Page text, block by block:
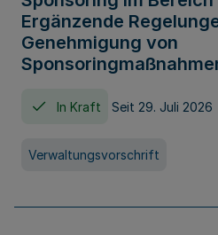
Ergänzende
Genehmigung von
In Kraft Seit 29. Juli 2026
Verwaltungsvorschrift